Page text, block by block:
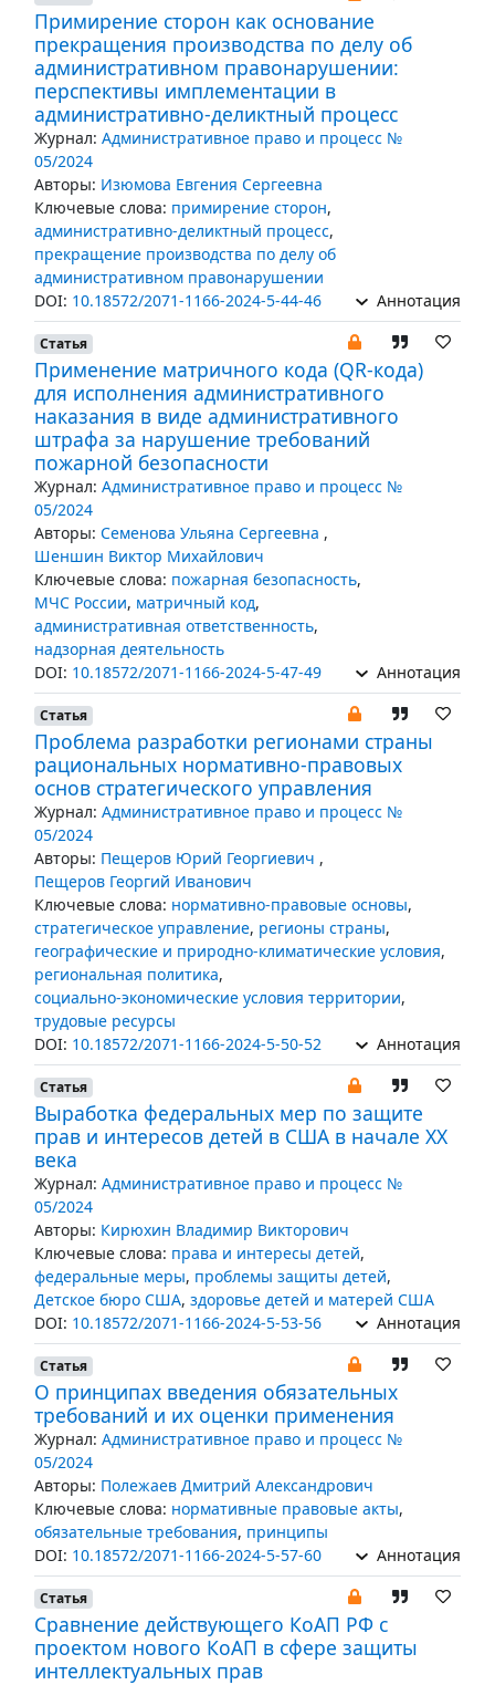
Примирение сторон как основание
прекращения производства по делу об
административном правонарушении:
перспективы имплементации в
административно-деликтный процесс
Журнал: Административное право и процесс №
05/2024
Авторы: Изюмова Евгения Сергеевна
Ключевые слова: примирение сторон,
административно-деликтный процесс,
прекращение производства по делу об
административном правонарушении
DOI: 10.18572/2071-1166-2024-5-44-46 Аннотация
Статья
Применение матричного кода (QR-кода)
для исполнения административного
наказания в виде административного
штрафа за нарушение требований
пожарной безопасности
Журнал: Административное право и процесс №
05/2024
Авторы: Семенова Ульяна Сергеевна ,
Шеншин Виктор Михайлович
Ключевые слова: пожарная безопасность,
МЧС России, матричный код,
административная ответственность,
надзорная деятельность
DOI: 10.18572/2071-1166-2024-5-47-49 Аннотация
Статья
Проблема разработки регионами страны
рациональных нормативно-правовых
основ стратегического управления
Журнал: Административное право и процесс №
05/2024
Авторы: Пещеров Юрий Георгиевич ,
Пещеров Георгий Иванович
Ключевые слова: нормативно-правовые основы,
стратегическое управление, регионы страны,
географические и природно-климатические условия,
региональная политика,
социально-экономические условия территории,
трудовые ресурсы
DOI: 10.18572/2071-1166-2024-5-50-52 Аннотация
Статья
Выработка федеральных мер по защите
прав и интересов детей в США в начале XX
века
Журнал: Административное право и процесс №
05/2024
Авторы: Кирюхин Владимир Викторович
Ключевые слова: права и интересы детей,
федеральные меры, проблемы защиты детей,
Детское бюро США, здоровье детей и матерей США
DOI: 10.18572/2071-1166-2024-5-53-56 Аннотация
Статья
О принципах введения обязательных
требований и их оценки применения
Журнал: Административное право и процесс №
05/2024
Авторы: Полежаев Дмитрий Александрович
Ключевые слова: нормативные правовые акты,
обязательные требования, принципы
DOI: 10.18572/2071-1166-2024-5-57-60 Аннотация
Статья
Сравнение действующего КоАП РФ с
проектом нового КоАП в сфере защиты
интеллектуальных прав